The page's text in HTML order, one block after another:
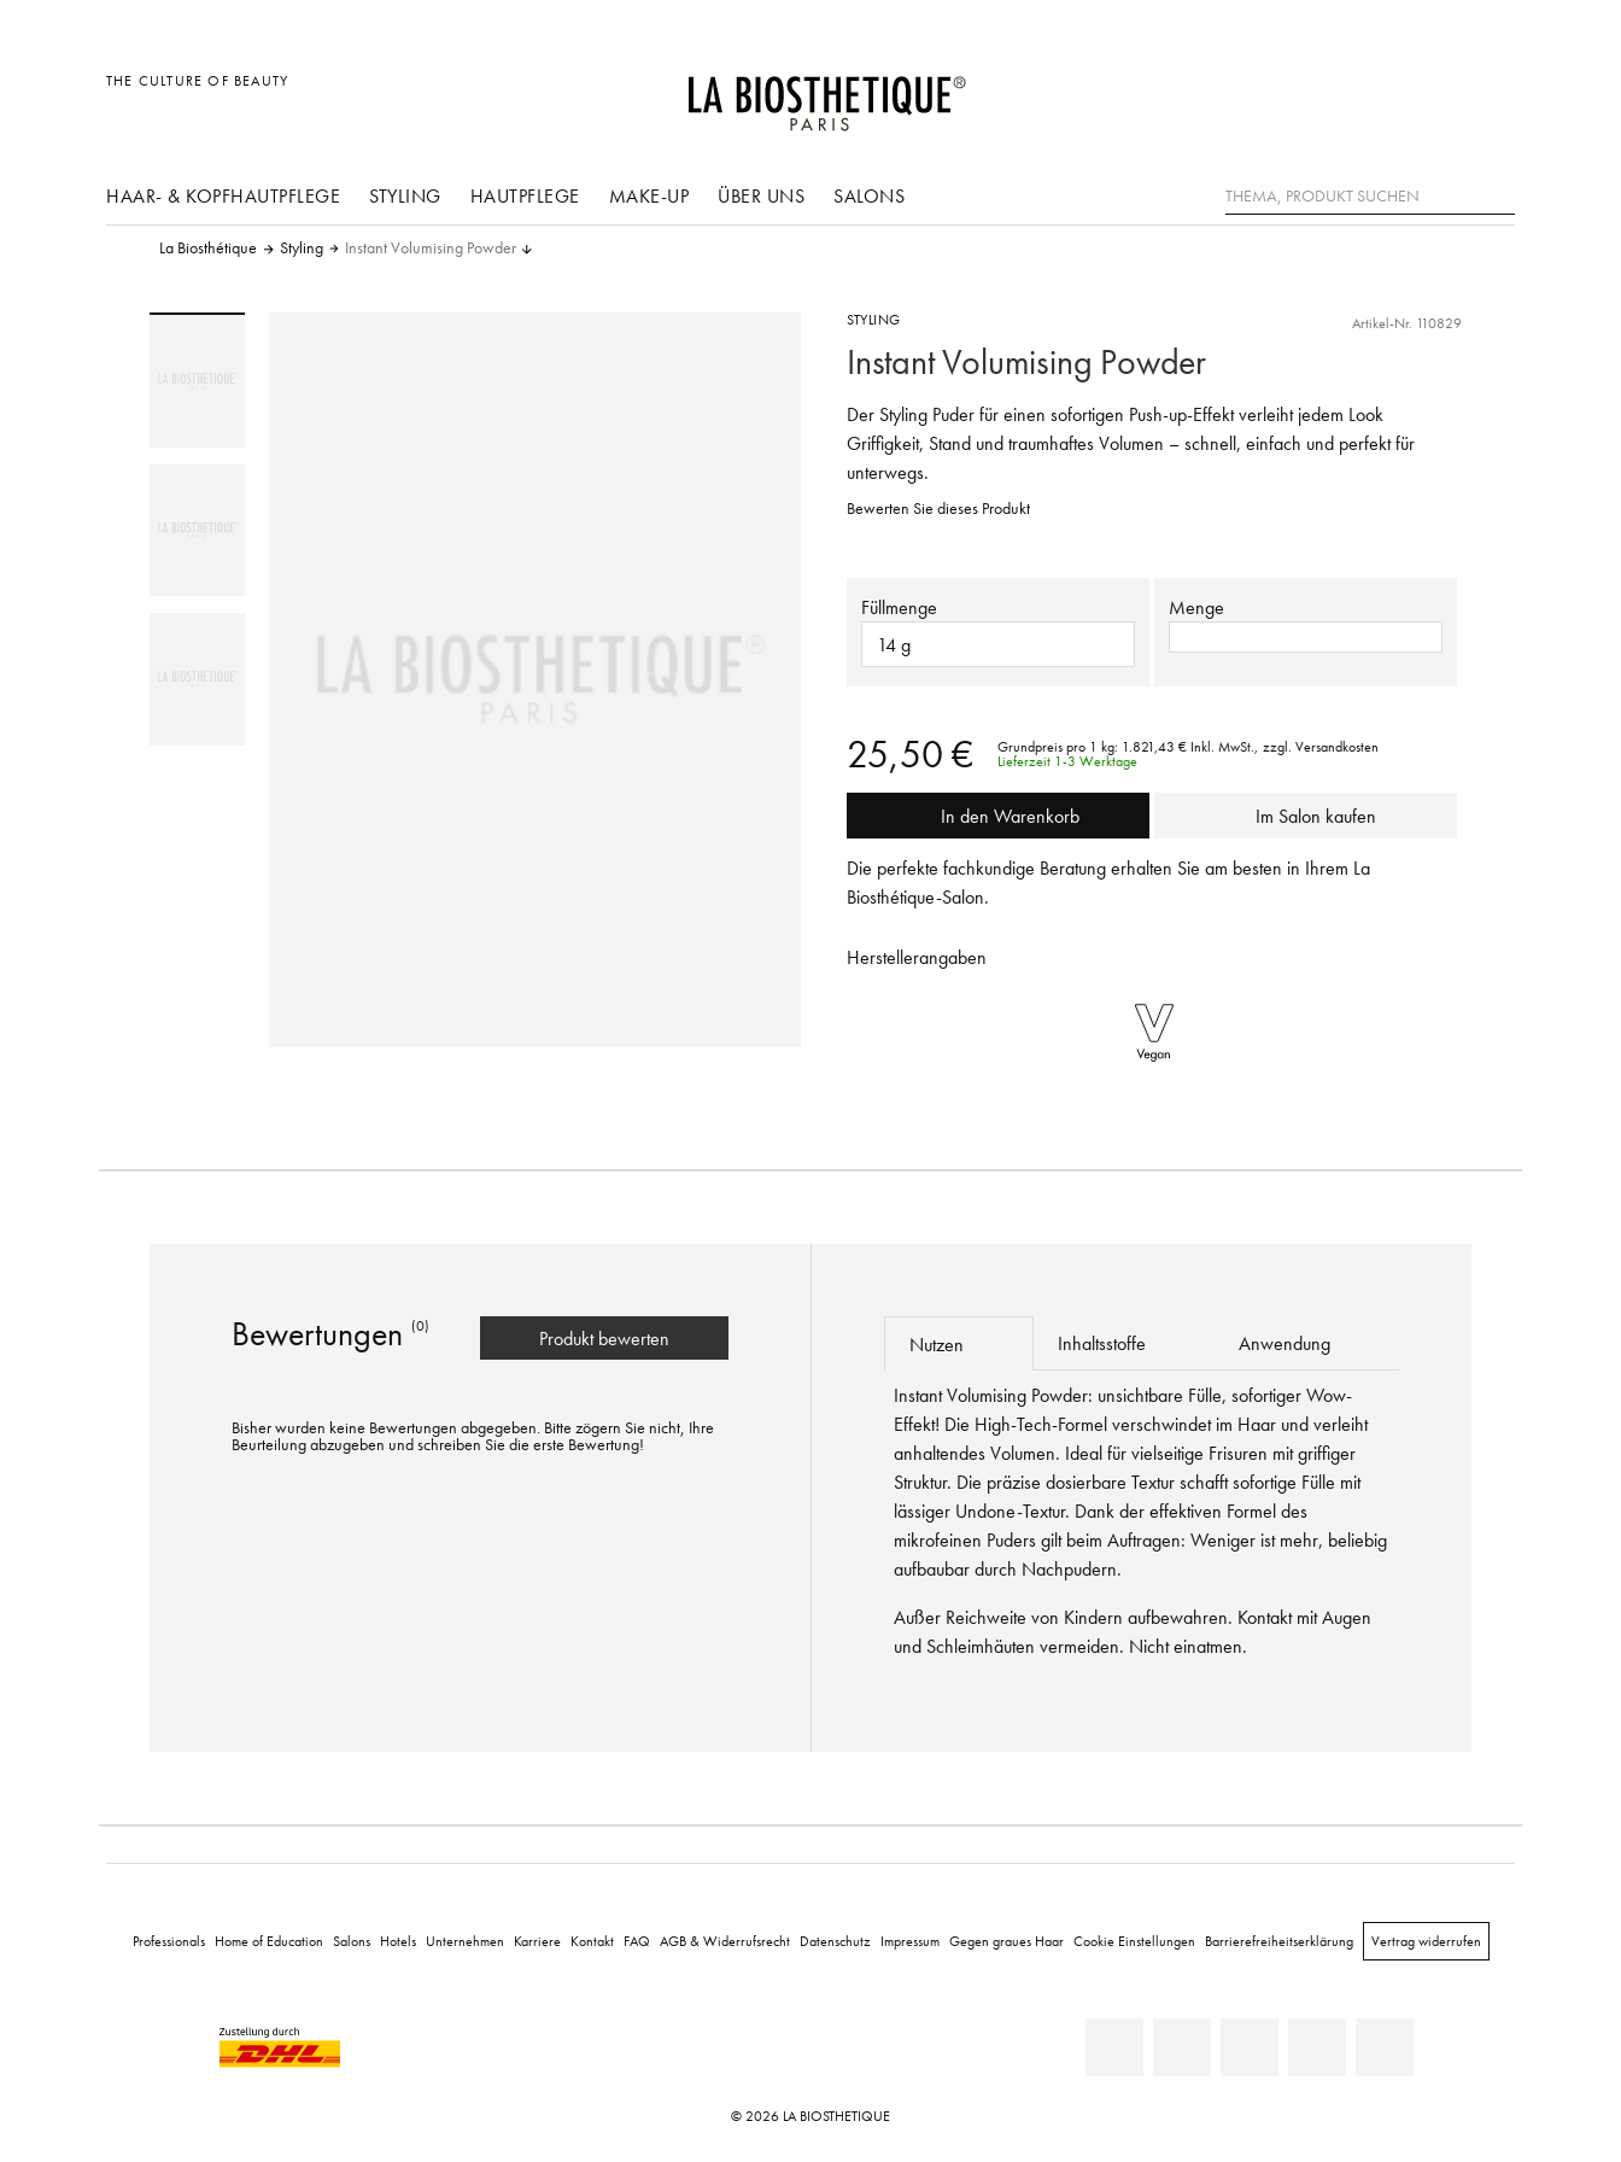
THE CULTURE OF BEAUTY
HAAR- & KOPFHAUTPFLEGE STYLING
Sonstiges
HAUTPFLEGE MAKE-UP ÜBER UNS SALONS Suche
La Biosthétique Styling Instant Volumising Powder
STYLING Artikel-Nr. 110829
Instant Volumising Powder
Der Styling Puder für einen sofortigen Push-up-Effekt verleiht jedem Look
Griffigkeit, Stand und traumhaftes Volumen – schnell, einfach und perfekt für
unterwegs.
Bewerten Sie dieses Produkt
Füllmenge
14 g
Menge
25,50 € Grundpreis pro 1 kg: 1.821,43 € Inkl. MwSt., zzgl. Versandkosten
Lieferzeit 1-3 Werktage
In den Warenkorb Im Salon kaufen
Die perfekte fachkundige Beratung erhalten Sie am besten in Ihrem La
Biosthétique-Salon.
Herstellerangaben
Bewertungen (0)
Produkt bewerten
Bisher wurden keine Bewertungen abgegeben. Bitte zögern Sie nicht, Ihre
Beurteilung abzugeben und schreiben Sie die erste Bewertung!
Nutzen Inhaltsstoffe Anwendung
Instant Volumising Powder: unsichtbare Fülle, sofortiger Wow-
Effekt! Die High-Tech-Formel verschwindet im Haar und verleiht
anhaltendes Volumen. Ideal für vielseitige Frisuren mit griffiger
Struktur. Die präzise dosierbare Textur schafft sofortige Fülle mit
lässiger Undone-Textur. Dank der effektiven Formel des
mikrofeinen Puders gilt beim Auftragen: Weniger ist mehr, beliebig
aufbaubar durch Nachpudern.
Außer Reichweite von Kindern aufbewahren. Kontakt mit Augen
und Schleimhäuten vermeiden. Nicht einatmen.
Professionals Home of Education Salons Hotels Unternehmen Karriere Kontakt FAQ AGB & Widerrufsrecht Datenschutz Impressum Gegen graues Haar Cookie Einstellungen Barrierefreiheitserklärung Vertrag widerrufen
© 2026 LA BIOSTHETIQUE